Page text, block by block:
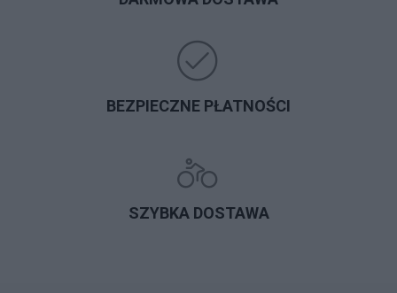
BEZPIECZNE PŁATNOŚCI
SZYBKA DOSTAWA